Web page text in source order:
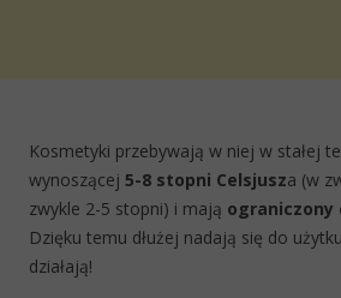
Kosmetyki przebywają w niej w stałej
wynoszącej 5-8 stopni Celsjusza (w
zwykle 2-5 stopni) i mają ograniczony
Dzięku temu dłużej nadają się do
działają!